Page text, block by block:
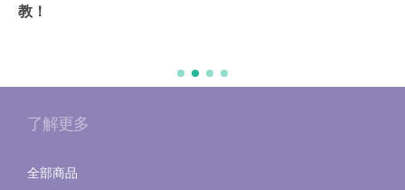
教！
了解更多
全部商品